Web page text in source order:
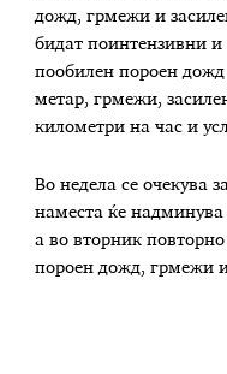
дожд, грмежи и
бидат поинтензивни
пообилен пороен
метар, грмежи,
километри на час и
Во недела се очекува
наместа ќе
а во вторник
пороен дожд, грмежи и